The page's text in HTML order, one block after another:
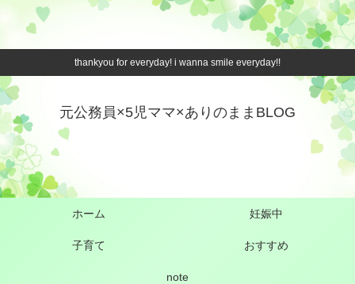
thankyou for everyday! i wanna smile everyday!!
元公務員×5児ママ×ありのままBLOG
ホーム 妊娠中
子育て おすすめ
note